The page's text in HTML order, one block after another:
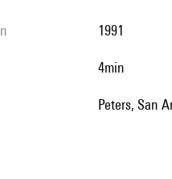
1991
4min
Peters, San